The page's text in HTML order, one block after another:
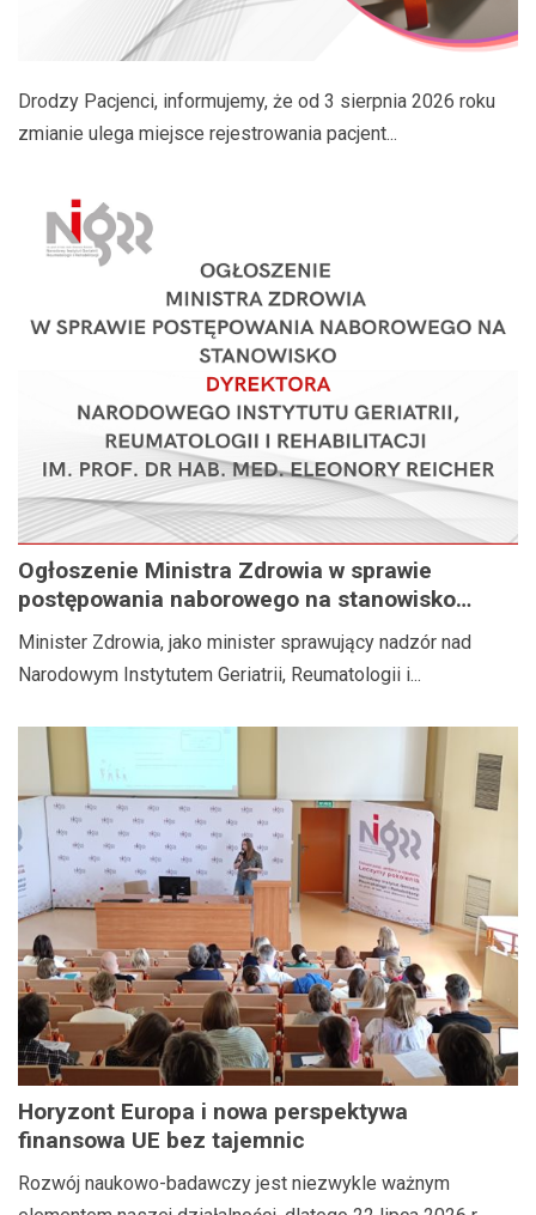
Drodzy Pacjenci, informujemy, że od 3 sierpnia 2026 roku
zmianie ulega miejsce rejestrowania pacjent...
Ogłoszenie Ministra Zdrowia w sprawie
postępowania naborowego na stanowisko
Dyrektora Narodowego Instytutu Geriatrii,
Reumatologii i Rehabilitacji im. prof. dr hab.
med. Eleonory Reicher
Minister Zdrowia, jako minister sprawujący nadzór nad
Narodowym Instytutem Geriatrii, Reumatologii i...
Horyzont Europa i nowa perspektywa
finansowa UE bez tajemnic
Rozwój naukowo-badawczy jest niezwykle ważnym